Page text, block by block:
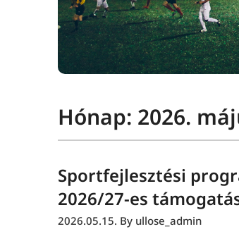
Hónap: 2026.
Sportfejlesztési
2026/27-es
2026.05.15. By ullose_admin